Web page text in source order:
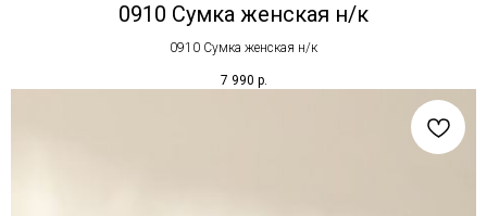
0910 Сумка женская н/к
0910 Сумка женская н/к
7 990 р.